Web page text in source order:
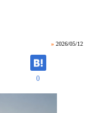
» 2026/05/12
0